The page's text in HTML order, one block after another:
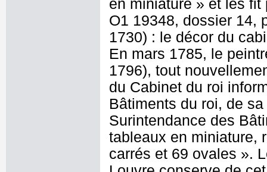
en miniature » et les
O1 19348, dossier 14,
1730) : le décor du
En mars 1785, le
1796), tout
du Cabinet du roi
Bâtiments du roi, de
Surintendance des
tableaux en miniature,
carrés et 69 ovales ».